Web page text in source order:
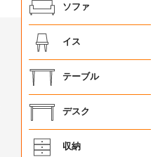
ソファ
イス
テーブル
デスク
収納